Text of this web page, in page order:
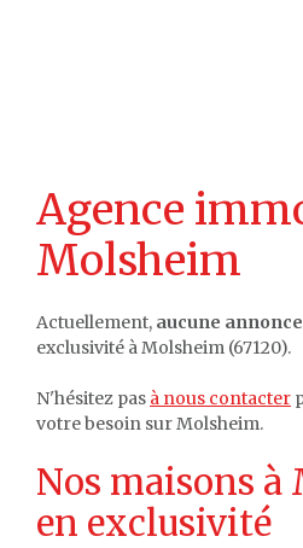
Agence
Molsheim
Actuellement, aucune annonce
exclusivité à Molsheim (67120).
N'hésitez pas à nous contacter
votre besoin sur Molsheim.
Nos maisons à
en exclusivité